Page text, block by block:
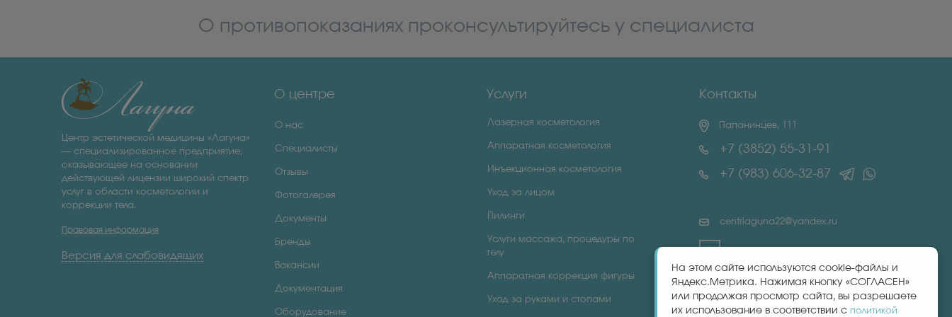
О противопоказаниях проконсультируйтесь у специалиста
Центр эстетической медицины «Лагуна»
— специализированное предприятие,
оказывающее на основании
действующей лицензии широкий спектр
услуг в области косметологии и
коррекции тела.
Правовая информация
Версия для слабовидящих
О центре
О нас
Специалисты
Отзывы
Фотогалерея
Документы
Бренды
Вакансии
Документация
Оборудование
Услуги
Лазерная косметология
Аппаратная косметология
Инъекционная косметология
Уход за лицом
Пилинги
Услуги массажа, процедуры по
телу
Аппаратная коррекция фигуры
Уход за руками и стопами
Контакты
Папанинцев, 111
+7 (3852) 55-31-91
+7 (983) 606-32-87
centrlaguna22@yandex.ru
На этом сайте используются cookie-файлы и
Яндекс.Метрика. Нажимая кнопку «СОГЛАСЕН»
или продолжая просмотр сайта, вы разрешаете
их использование в соответствии с политикой